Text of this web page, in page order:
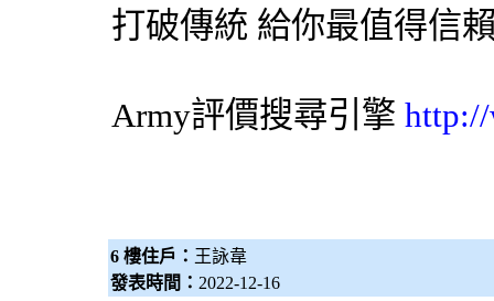
打破傳統 給你最值得信
Army評價搜尋引擎
6 樓住戶： 王詠韋
發表時間： 2022-12-16